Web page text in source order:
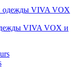
VIVA VOX и